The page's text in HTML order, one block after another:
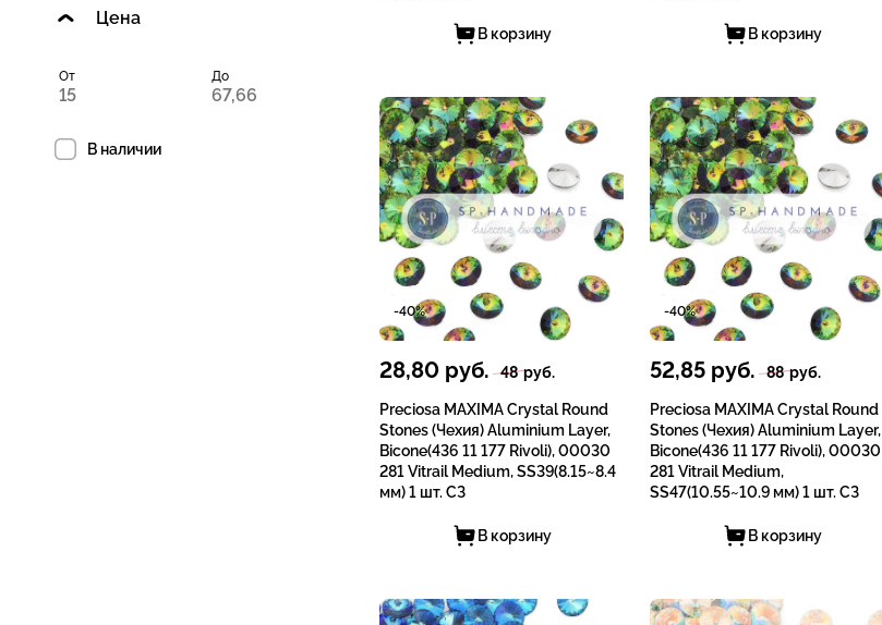
Цена
От До
В наличии
В корзину В корзину
-40%
28,80 руб. 48руб.
Preciosa MAXIMA Crystal Round
Stones (Чехия) Aluminium Layer,
Bicone(436 11 177 Rivoli), 00030
281 Vitrail Medium, SS39(8.15~8.4
мм) 1 шт. СЗ
В корзину
-40%
52,85 руб. 88руб.
Preciosa MAXIMA Crystal Round
Stones (Чехия) Aluminium Layer,
Bicone(436 11 177 Rivoli), 00030
281 Vitrail Medium,
SS47(10.55~10.9 мм) 1 шт. СЗ
В корзину